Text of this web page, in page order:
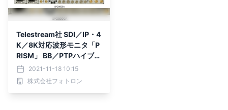
Telestream社 SDI／IP・4
K／8K対応波形モニタ「P
RISM」 BB／PTPハイブリ
ッド放送システム対応 シ
ンクジェネレータ「SPG8
000A」取り扱いを開始
2021-11-18 10:15
株式会社フォトロン